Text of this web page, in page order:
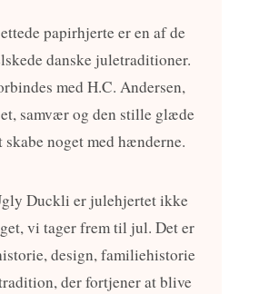
papirhjerte er en af de
danske juletraditioner.
med H.C. Andersen,
samvær og den stille glæde
skabe noget med hænderne.
Duckli er julehjertet ikke
vi tager frem til jul. Det er
design, familiehistorie
der fortjener at blive